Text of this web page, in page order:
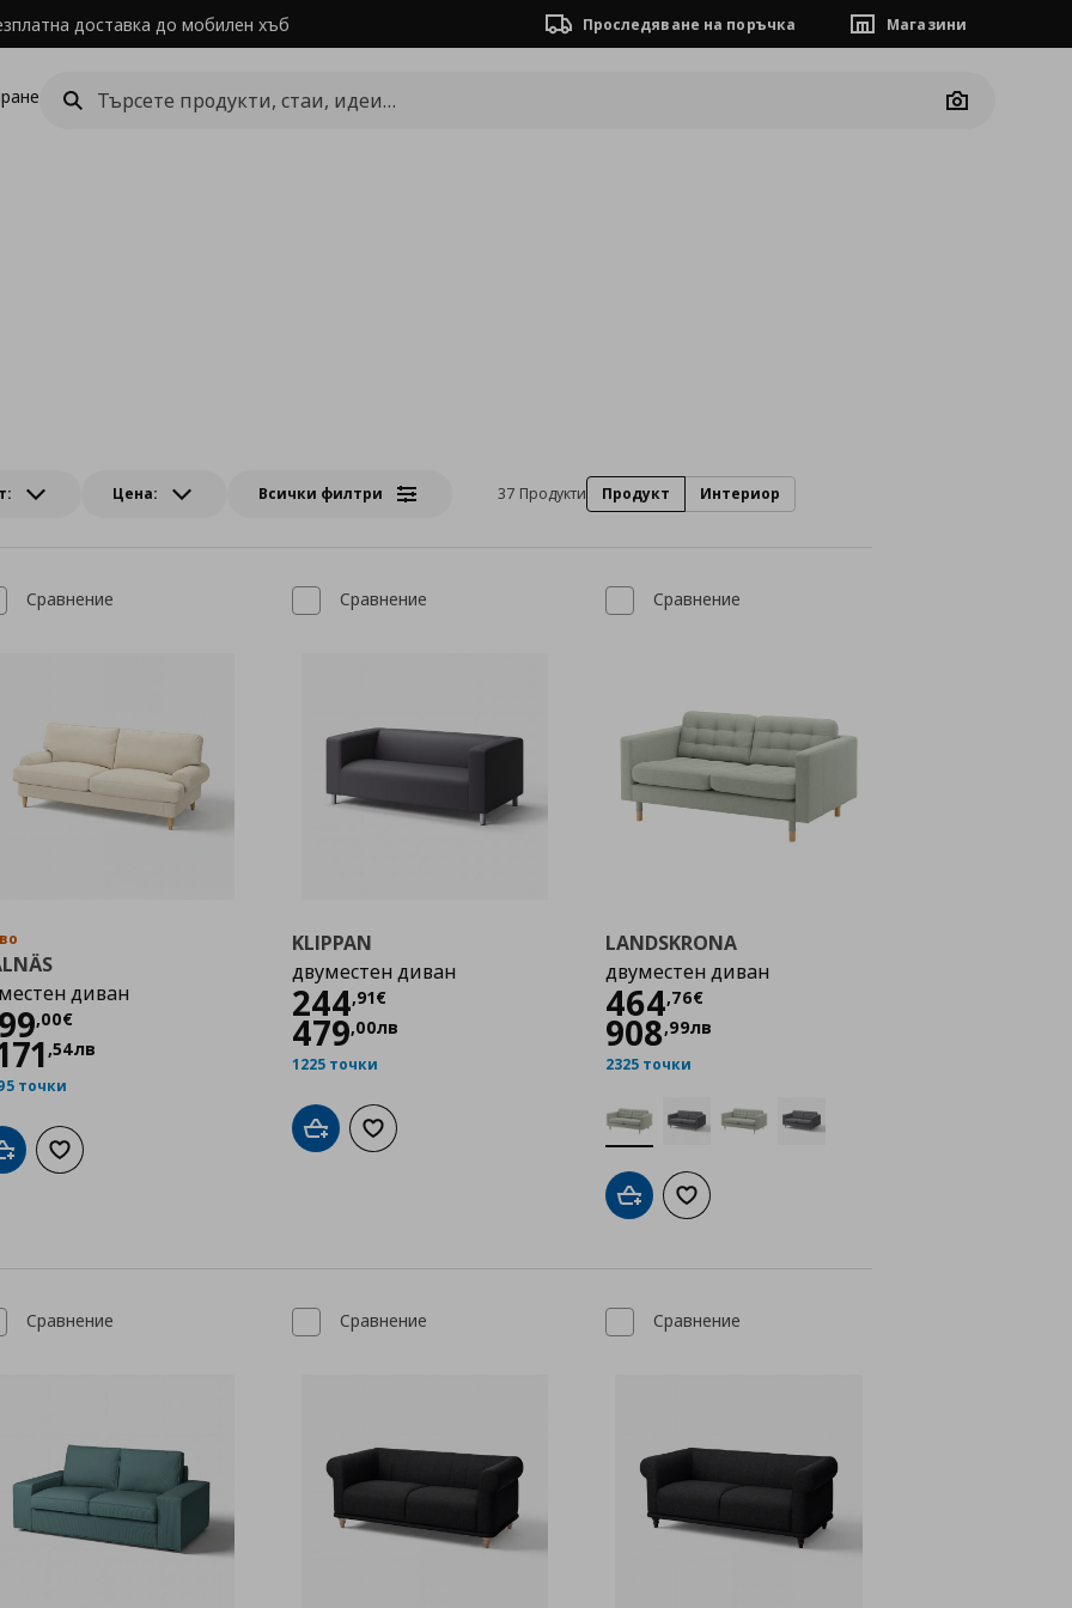
доставка до мобилен хъб Проследяване на поръчка Магазини
Camera
Цена: Всички филтри 37 Продукти Продукт Интериор
Сравнение
диван
,00€
,54лв
точки
Добави в кошницата
Добави към списъка с любими
Сравнение
KLIPPAN
двуместен диван
244,91€
Цена
479,00лв
1225 точки
Добави в кошницата
Добави към списъка с любими
Сравнение
LANDSKRONA
двуместен диван
464,76€
Цена464,76 €
908,99лв
2325 точки
Добави в кошницата
Добави към списъка с любими
Сравнение Сравнение Сравнение